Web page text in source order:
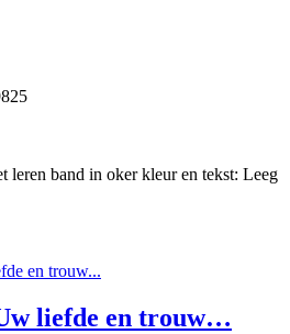
leren band in oker kleur en tekst: Leeg
liefde en trouw…